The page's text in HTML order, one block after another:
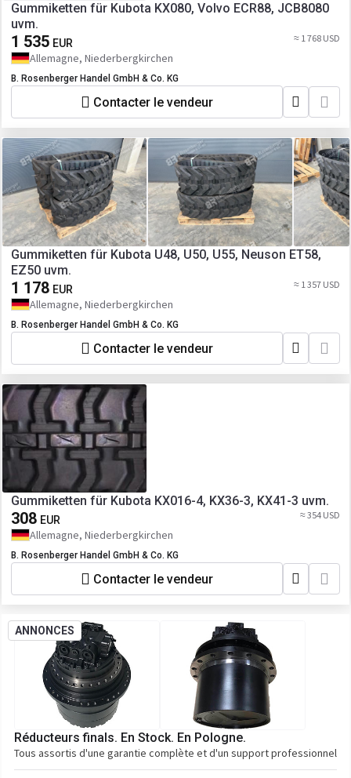
Gummiketten für Kubota KX080, Volvo ECR88, JCB8080
uvm.
1 535 EUR ≈ 1 768 USD
Allemagne, Niederbergkirchen
B. Rosenberger Handel GmbH & Co. KG
Contacter le vendeur
Gummiketten für Kubota U48, U50, U55, Neuson ET58,
EZ50 uvm.
1 178 EUR ≈ 1 357 USD
Allemagne, Niederbergkirchen
B. Rosenberger Handel GmbH & Co. KG
Contacter le vendeur
Gummiketten für Kubota KX016-4, KX36-3, KX41-3 uvm.
308 EUR ≈ 354 USD
Allemagne, Niederbergkirchen
B. Rosenberger Handel GmbH & Co. KG
Contacter le vendeur
ANNONCES
Réducteurs finals. En Stock. En Pologne.
Tous assortis d'une garantie complète et d'un support professionnel